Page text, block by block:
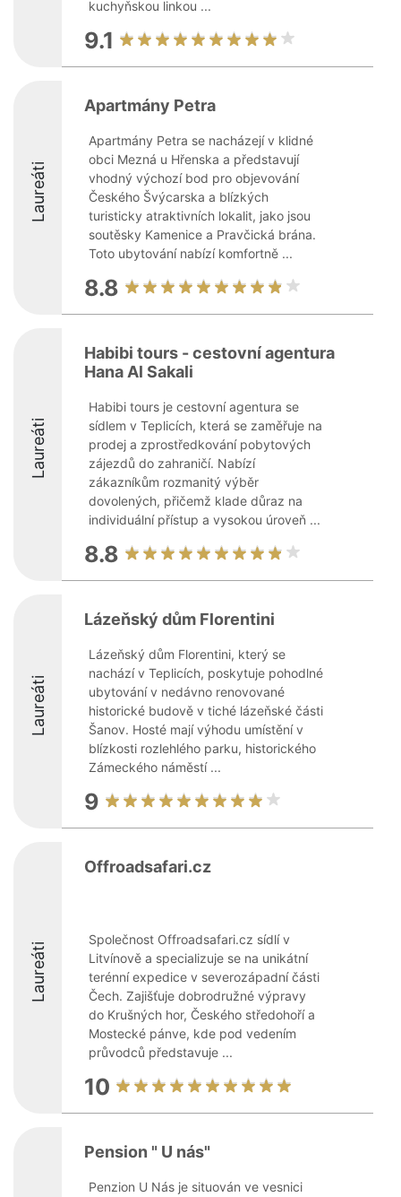
kuchyňskou linkou ...
9.1
Laureáti
Apartmány Petra
Apartmány Petra se nacházejí v klidné
obci Mezná u Hřenska a představují
vhodný výchozí bod pro objevování
Českého Švýcarska a blízkých
turisticky atraktivních lokalit, jako jsou
soutěsky Kamenice a Pravčická brána.
Toto ubytování nabízí komfortně ...
8.8
Laureáti
Habibi tours - cestovní agentura
Hana Al Sakali
Habibi tours je cestovní agentura se
sídlem v Teplicích, která se zaměřuje na
prodej a zprostředkování pobytových
zájezdů do zahraničí. Nabízí
zákazníkům rozmanitý výběr
dovolených, přičemž klade důraz na
individuální přístup a vysokou úroveň ...
8.8
Laureáti
Lázeňský dům Florentini
Lázeňský dům Florentini, který se
nachází v Teplicích, poskytuje pohodlné
ubytování v nedávno renovované
historické budově v tiché lázeňské části
Šanov. Hosté mají výhodu umístění v
blízkosti rozlehlého parku, historického
Zámeckého náměstí ...
9
Laureáti
Offroadsafari.cz
Společnost Offroadsafari.cz sídlí v
Litvínově a specializuje se na unikátní
terénní expedice v severozápadní části
Čech. Zajišťuje dobrodružné výpravy
do Krušných hor, Českého středohoří a
Mostecké pánve, kde pod vedením
průvodců představuje ...
10
Pension " U nás"
Penzion U Nás je situován ve vesnici